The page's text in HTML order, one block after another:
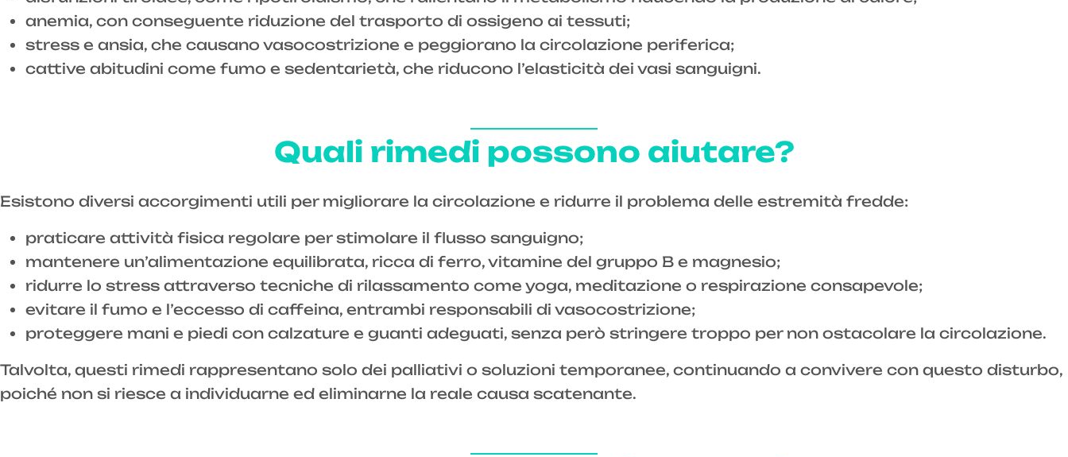
anemia, con conseguente riduzione del trasporto di ossigeno ai tessuti;
stress e ansia, che causano vasocostrizione e peggiorano la circolazione periferica;
cattive abitudini come fumo e sedentarietà, che riducono l’elasticità dei vasi sanguigni.
Quali rimedi possono aiutare?
Esistono diversi accorgimenti utili per migliorare la circolazione e ridurre il problema delle estremità fredde:
praticare attività fisica regolare per stimolare il flusso sanguigno;
mantenere un’alimentazione equilibrata, ricca di ferro, vitamine del gruppo B e magnesio;
ridurre lo stress attraverso tecniche di rilassamento come yoga, meditazione o respirazione consapevole;
evitare il fumo e l’eccesso di caffeina, entrambi responsabili di vasocostrizione;
proteggere mani e piedi con calzature e guanti adeguati, senza però stringere troppo per non ostacolare la circolazione.
Talvolta, questi rimedi rappresentano solo dei palliativi o soluzioni temporanee, continuando a convivere con questo disturbo,
poiché non si riesce a individuarne ed eliminarne la reale causa scatenante.